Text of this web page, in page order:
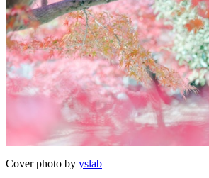
Cover photo by yslab